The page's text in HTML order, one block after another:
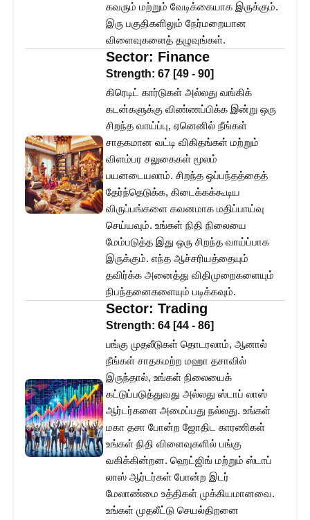
கவரும் மற்றும் வேடிக்கையாக இருக்கும்.
இரு பகுதிகளிலும் நேர்மறையான
விளைவுகளைத் தழுவுங்கள்.
Sector: Finance
Strength: 67 [49 - 90]
கிரெடிட் கார்டுகள் அல்லது வங்கிக்
கடன்களுக்கு விண்ணப்பிக்க இன்று ஒரு
சிறந்த வாய்ப்பு, ஏனெனில் நீங்கள்
சாதகமான வட்டி விகிதங்கள் மற்றும்
விளம்பர சலுகைகள் மூலம்
பயனடையலாம். சிறந்த ஒப்பந்தத்தைத்
தேர்ந்தெடுக்க, கிடைக்கக்கூடிய
விருப்பங்களை கவனமாக மதிப்பாய்வு
செய்யவும். உங்கள் நிதி நிலையை
மேம்படுத்த இது ஒரு சிறந்த வாய்ப்பாக
இருக்கும். எந்த ஆச்சரியத்தையும்
தவிர்க்க அனைத்து விதிமுறைகளையும்
நிபந்தனைகளையும் படிக்கவும்.
Sector: Trading
Strength: 64 [44 - 86]
பங்கு முதலீடுகள் தொடரலாம், ஆனால்
நீங்கள் சாதகமற்ற மஹா தசாவில்
இருந்தால், உங்கள் நிலையைக்
கட்டுப்படுத்துவது அல்லது ஸ்டாப் லாஸ்
ஆர்டர்களை அமைப்பது நல்லது. உங்கள்
மகா தசா போன்ற ஜோதிட காரணிகள்
உங்கள் நிதி விளைவுகளில் பங்கு
வகிக்கின்றன. ஹெட்ஜிங் மற்றும் ஸ்டாப்
லாஸ் ஆர்டர்கள் போன்ற இடர்
மேலாண்மை உத்திகள் முக்கியமானவை.
உங்கள் முதலீட்டு செயல்திறனை